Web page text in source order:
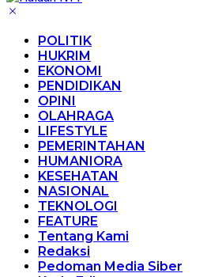
POLITIK
HUKRIM
EKONOMI
PENDIDIKAN
OPINI
OLAHRAGA
LIFESTYLE
PEMERINTAHAN
HUMANIORA
KESEHATAN
NASIONAL
TEKNOLOGI
FEATURE
Tentang Kami
Redaksi
Pedoman Media Siber